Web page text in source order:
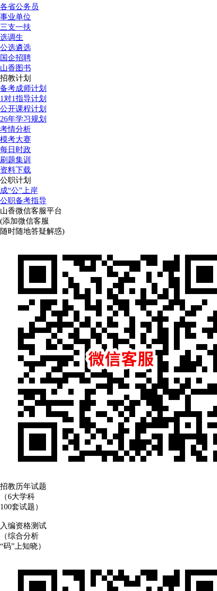
各省公务员
事业单位
三支一扶
选调生
公选遴选
国企招聘
山香图书
招教计划
备考成师计划
1对1指导计划
公开课程计划
26年学习规划
考情分析
模考大赛
每日时政
刷题集训
资料下载
公职计划
成“公”上岸
公职备考指导
山香微信客服平台
(添加微信客服
随时随地答疑解惑)
招教历年试题
（6大学科
100套试题）
入编资格测试
（综合分析
“码”上知晓）